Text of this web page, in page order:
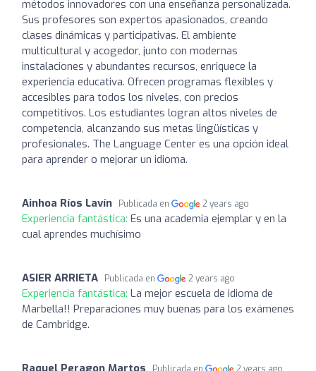
métodos innovadores con una enseñanza personalizada.
Sus profesores son expertos apasionados, creando
clases dinámicas y participativas. El ambiente
multicultural y acogedor, junto con modernas
instalaciones y abundantes recursos, enriquece la
experiencia educativa. Ofrecen programas flexibles y
accesibles para todos los niveles, con precios
competitivos. Los estudiantes logran altos niveles de
competencia, alcanzando sus metas lingüísticas y
profesionales. The Language Center es una opción ideal
para aprender o mejorar un idioma.
Ainhoa Ríos Lavín Publicada en 2 years ago
Experiencia fantástica: Es una academia ejemplar y en la
cual aprendes muchísimo
ASIER ARRIETA Publicada en 2 years ago
Experiencia fantástica: La mejor escuela de idioma de
Marbella!! Preparaciones muy buenas para los exámenes
de Cambridge.
Raquel Peragon Martos Publicada en 2 years ago